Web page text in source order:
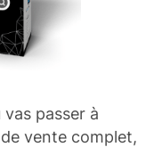
passer à
vente complet,